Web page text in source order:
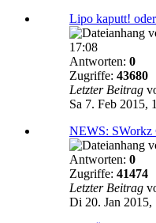
Lipo kaputt!
17:08
Antworten: 0
Zugriffe: 43680
Letzter Beitrag
Sa 7. Feb 2015,
NEWS: SWorkz
Antworten: 0
Zugriffe: 41474
Letzter Beitrag
Di 20. Jan 2015,